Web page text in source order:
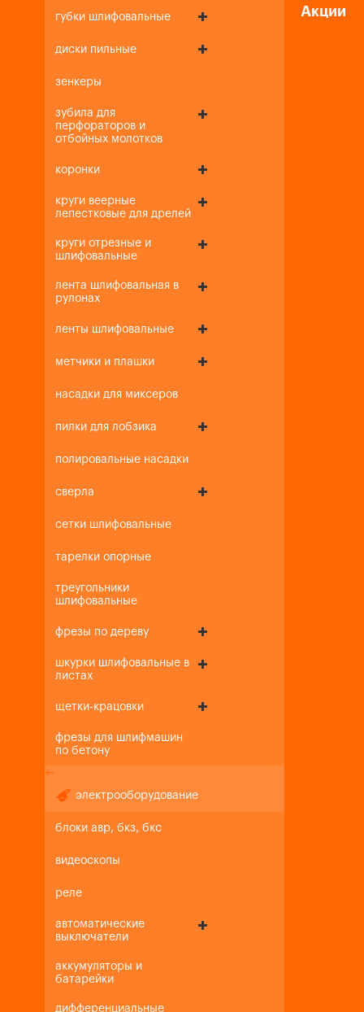
губки шлифовальные
диски пильные
зенкеры
зубила для
перфораторов и
отбойных молотков
коронки
круги веерные
лепестковые для дрелей
круги отрезные и
шлифовальные
лента шлифовальная в
рулонах
ленты шлифовальные
метчики и плашки
насадки для миксеров
пилки для лобзика
полировальные насадки
сверла
сетки шлифовальные
тарелки опорные
треугольники
шлифовальные
фрезы по дереву
шкурки шлифовальные в
листах
щетки-крацовки
фрезы для шлифмашин
по бетону
+-
электрооборудование
блоки авр, бкз, бкс
видеоскопы
реле
автоматические
выключатели
аккумуляторы и
батарейки
дифференциальные
Акции